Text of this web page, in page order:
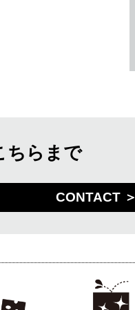
ちらまで
CONTACT ＞